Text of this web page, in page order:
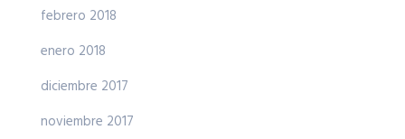
febrero 2018
enero 2018
diciembre 2017
noviembre 2017